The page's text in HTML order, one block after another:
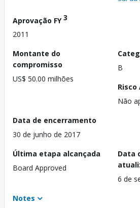
Aprovação FY3
2011
Montante do
compromisso
US$ 50.00 milhões
B
Não
Data de encerramento
30 de junho de 2017
Última etapa alcançada
Board Approved
Data
6 de
Notes